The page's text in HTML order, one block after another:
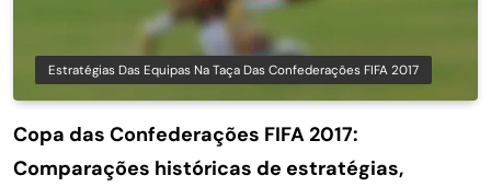
Estratégias Das Equipas Na Taça Das Confederações FIFA 2017
Copa das Confederações FIFA 2017:
Comparações históricas de estratégias,